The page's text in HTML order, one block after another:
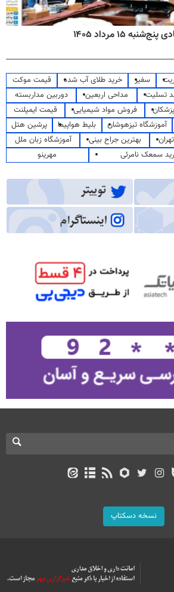
۱۵ مرداد ۱۴۰۵
سفیر خرید طلای آب شده
قیمت موکت
تسلیت مداحی اربعین
دوربین مداربسته
فروش مواد شیمیایی
قیمت ایمپلنت
آموزشگاه تیزهوشان بلیط هواپیما
پرشین هتل
بهترین جراح بینی
آموزشگاه زبان ملل
سمعک نامرئی
مهرینو
نسخه دسکتاپ